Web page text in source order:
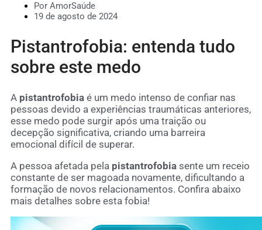
Por AmorSaúde
19 de agosto de 2024
Pistantrofobia: entenda tudo
sobre este medo
A pistantrofobia é um medo intenso de confiar nas
pessoas devido a experiências traumáticas anteriores,
esse medo pode surgir após uma traição ou
decepção significativa, criando uma barreira
emocional difícil de superar.
A pessoa afetada pela pistantrofobia sente um receio
constante de ser magoada novamente, dificultando a
formação de novos relacionamentos. Confira abaixo
mais detalhes sobre esta fobia!